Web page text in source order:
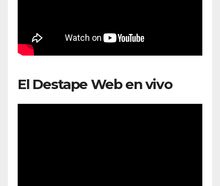
El Destape Web en vivo